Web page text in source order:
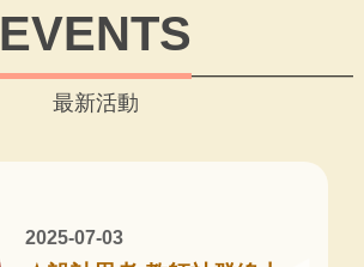
EVENTS
最新活動
2025-07-03